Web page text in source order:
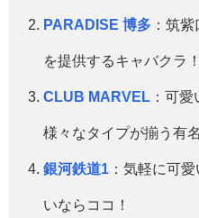
PARADISE 博多 ：筑
を提供するキャバクラ！
CLUB MARVEL ：可
様々なタイプが揃う有
銀河鉄道1 ：気軽に可
いならココ！